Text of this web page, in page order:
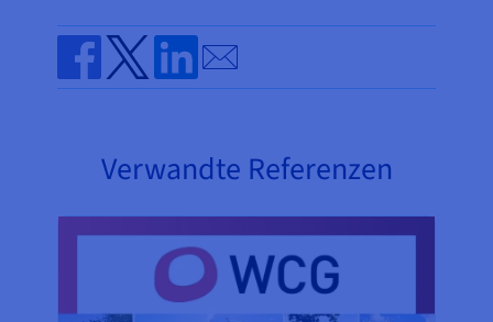
Share on Facebook
Share on Twitter
Share on Linkedin
Send by email
Verwandte Referenzen